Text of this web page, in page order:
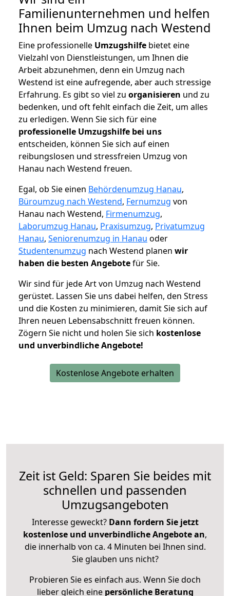
Familienunternehmen und helfen
Ihnen beim Umzug nach Westend
Eine professionelle Umzugshilfe bietet eine
Vielzahl von Dienstleistungen, um Ihnen die
Arbeit abzunehmen, denn ein Umzug nach
Westend ist eine aufregende, aber auch stressige
Erfahrung. Es gibt so viel zu organisieren und zu
bedenken, und oft fehlt einfach die Zeit, um alles
zu erledigen. Wenn Sie sich für eine
professionelle Umzugshilfe bei uns
entscheiden, können Sie sich auf einen
reibungslosen und stressfreien Umzug von
Hanau nach Westend freuen.
Egal, ob Sie einen Behördenumzug Hanau,
Büroumzug nach Westend, Fernumzug von
Hanau nach Westend, Firmenumzug,
Laborumzug Hanau, Praxisumzug, Privatumzug
Hanau, Seniorenumzug in Hanau oder
Studentenumzug nach Westend planen wir
haben die besten Angebotefür Sie.
Wir sind für jede Art von Umzug nach Westend
gerüstet. Lassen Sie uns dabei helfen, den Stress
und die Kosten zu minimieren, damit Sie sich auf
Ihren neuen Lebensabschnitt freuen können.
Zögern Sie nicht und holen Sie sich kostenlose
und unverbindliche Angebote!
Kostenlose Angebote erhalten
Zeit ist Geld: Sparen Sie beides mit
schnellen und passenden
Umzugsangeboten
Interesse geweckt? Dann fordern Sie jetzt
kostenlose und unverbindliche Angebote an,
die innerhalb von ca. 4 Minuten bei Ihnen sind.
Sie glauben uns nicht?
Probieren Sie es einfach aus. Wenn Sie doch
lieber gleich eine persönliche Beratung